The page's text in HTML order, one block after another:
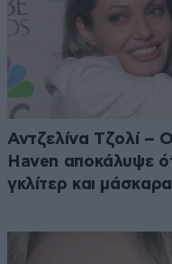
Αντζελίνα Τζολί –
Haven αποκάλυψε
γκλίτερ και